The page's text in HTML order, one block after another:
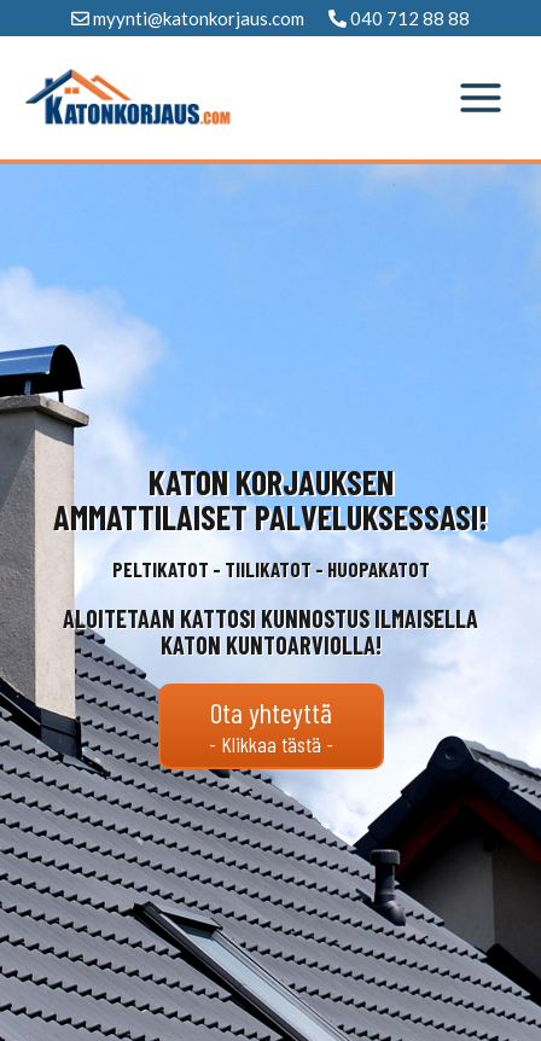
sisältöön
myynti@katonkorjaus.com 040 712 88 88
KATON KORJAUKSEN
AMMATTILAISET PALVELUKSESSASI!
PELTIKATOT - TIILIKATOT - HUOPAKATOT
ALOITETAAN KATTOSI KUNNOSTUS ILMAISELLA
KATON KUNTOARVIOLLA!
Ota yhteyttä